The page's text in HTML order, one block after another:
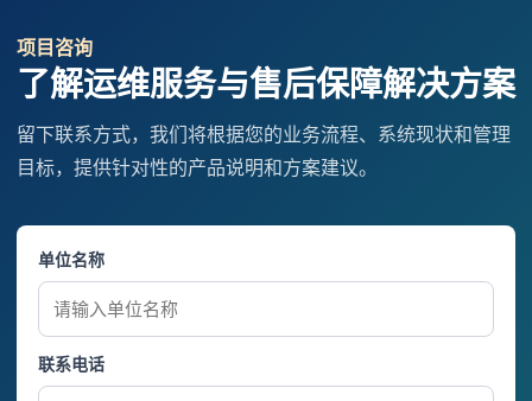
项目咨询
了解运维服务与售后保障解决方案
留下联系方式，我们将根据您的业务流程、系统现状和管理
目标，提供针对性的产品说明和方案建议。
单位名称
联系电话